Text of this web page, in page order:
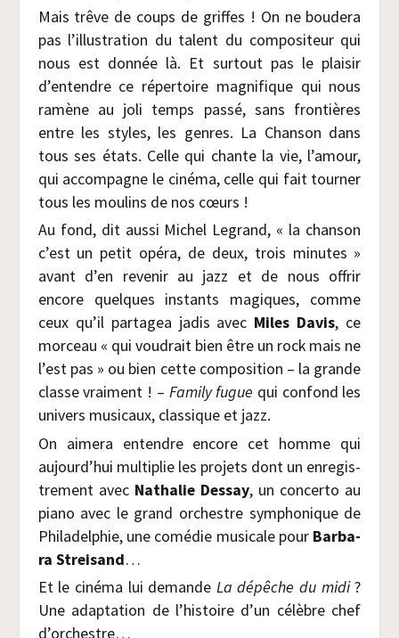
Mais trêve de coups de griffes ! On ne bou­de­ra
pas l’illustration du talent du com­po­si­teur qui
nous est don­née là. Et sur­tout pas le plai­sir
d’entendre ce réper­toire magni­fique qui nous
ramène au joli temps pas­sé, sans fron­tières
entre les styles, les genres. La Chan­son dans
tous ses états. Celle qui chante la vie, l’amour,
qui accom­pagne le ciné­ma, celle qui fait tour­ner
tous les mou­lins de nos cœurs !
Au fond, dit aus­si Michel Legrand, « la chan­son
c’est un petit opé­ra, de deux, trois minutes »
avant d’en reve­nir au jazz et de nous offrir
encore quelques ins­tants magiques, comme
ceux qu’il par­ta­gea jadis avec Miles Davis, ce
mor­ceau « qui vou­drait bien être un rock mais ne
l’est pas » ou bien cette com­po­si­tion – la grande
classe vrai­ment ! – Fami­ly fugue qui confond les
uni­vers musi­caux, clas­sique et jazz.
On aime­ra entendre encore cet homme qui
aujourd’hui mul­ti­plie les pro­jets dont un enre­gis­
tre­ment avec Natha­lie Des­say, un concer­to au
pia­no avec le grand orchestre sym­pho­nique de
Phi­la­del­phie, une comé­die musi­cale pour Bar­ba­
ra Strei­sand…
Et le ciné­ma lui demande La dépêche du midi?
Une adap­ta­tion de l’histoire d’un célèbre chef
d’orchestre…